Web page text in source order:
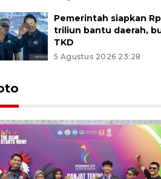
Pemerintah siapkan
triliun bantu daerah,
TKD
5 Agustus 2026 23:28